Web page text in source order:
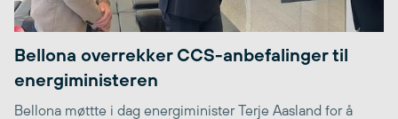
Bellona overrekker CCS-anbefalinger til
energiministeren
Bellona møttte i dag energiminister Terje Aasland for å